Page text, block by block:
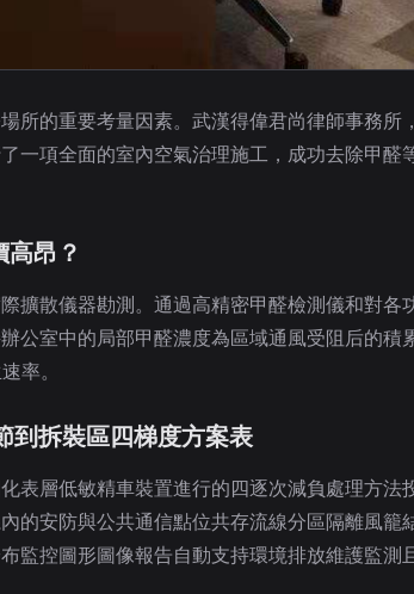
所的重要考量因素。武漢得偉君尚律師事務
一項全面的室內空氣治理施工，成功去除甲
昂？
擴散儀器勘測。通過高精密甲醛檢測儀和對
公室中的局部甲醛濃度為區域通風受阻后的積
率。
拆裝區四梯度方案表
表層低敏精車裝置進行的四逐次減負處理方
的安防與公共通信點位共存流線分區隔離風
監控圖形圖像報告自動支持環境排放維護監測